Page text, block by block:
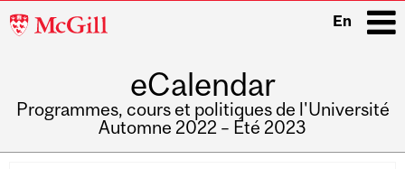
McGill
En
eCalendar
Programmes, cours et politiques de l'Université
Automne 2022 – Été 2023